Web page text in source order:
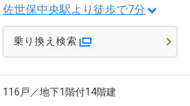
佐世保中央駅より徒歩で7分
乗り換え検索
116戸／地下1階付14階建